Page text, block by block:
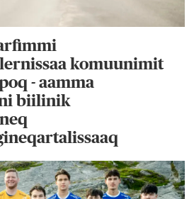
komuunimit
- aamma
biilinik